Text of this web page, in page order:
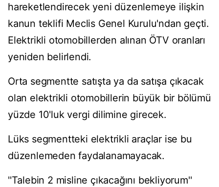
hareketlendirecek yeni düzenlemeye ilişkin
kanun teklifi Meclis Genel Kurulu'ndan geçti.
Elektrikli otomobillerden alınan ÖTV oranları
yeniden belirlendi.
Orta segmentte satışta ya da satışa çıkacak
olan elektrikli otomobillerin büyük bir bölümü
yüzde 10'luk vergi dilimine girecek.
Lüks segmentteki elektrikli araçlar ise bu
düzenlemeden faydalanamayacak.
''Talebin 2 misline çıkacağını bekliyorum''